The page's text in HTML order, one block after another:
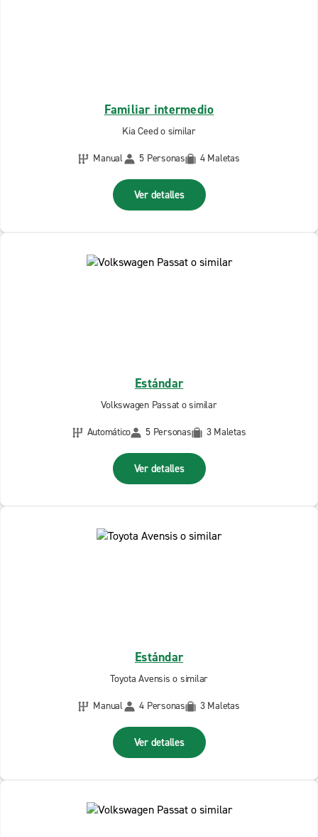
Familiar intermedio
Kia Ceed o similar
Manual
5 Personas 4 Maletas
Ver detalles
Estándar
Volkswagen Passat o similar
Automático
5 Personas 3 Maletas
Ver detalles
Estándar
Toyota Avensis o similar
Manual
4 Personas 3 Maletas
Ver detalles